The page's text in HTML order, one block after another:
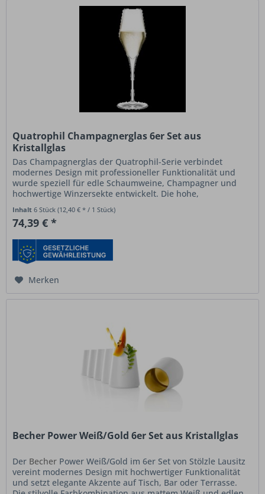
Quatrophil Champagnerglas 6er Set aus
Kristallglas
Das Champagnerglas der Quatrophil-Serie verbindet
modernes Design mit professioneller Funktionalität und
wurde speziell für edle Schaumweine, Champagner und
hochwertige Winzersekte entwickelt. Die hohe,
Inhalt6 Stück(12,40 € * / 1 Stück)
74,39 € *
Merken
Becher Power Weiß/Gold 6er Set aus Kristallglas
Der Becher Power Weiß/Gold im 6er Set von Stölzle Lausitz
vereint modernes Design mit hochwertiger Funktionalität
und setzt elegante Akzente auf Tisch, Bar oder Terrasse.